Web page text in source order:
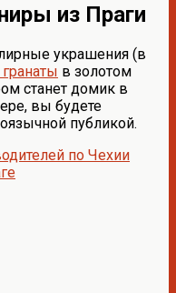
из Праги
украшения (в
в золотом
станет домик в
вы будете
публикой.
по Чехии